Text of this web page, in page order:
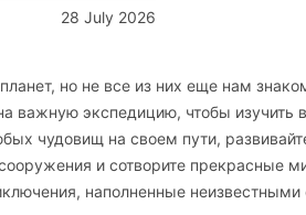
28 July 2026
но не все из них еще нам
важную экспедицию, чтобы изучить
чудовищ на своем пути,
и сотворите прекрасные
наполненные